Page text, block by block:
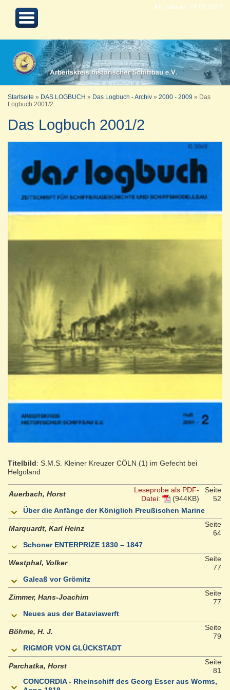
Aktualisiert 24.08.2022
Startseite » DAS LOGBUCH » Das Logbuch - Archiv » 2000 - 2009 »
Das
Logbuch 2001/2
Das Logbuch 2001/2
Titelbild: S.M.S. Kleiner Kreuzer CÖLN (1) im Gefecht bei
Helgoland
Auerbach, Horst
Leseprobe als PDF-
Datei:
(944KB)
Seite
52
Über die Anfänge der Königlich Preußischen Marine
Marquardt, Karl Heinz
Seite
64
Schoner ENTERPRIZE 1830 – 1847
Westphal, Volker
Seite
77
Galeaß vor Grömitz
Zimmer, Hans-Joachim
Seite
77
Neues aus der Bataviawerft
Böhme, H. J.
Seite
79
RIGMOR VON GLÜCKSTADT
Parchatka, Horst
Seite
81
CONCORDIA - Rheinschiff des Georg Esser aus Worms,